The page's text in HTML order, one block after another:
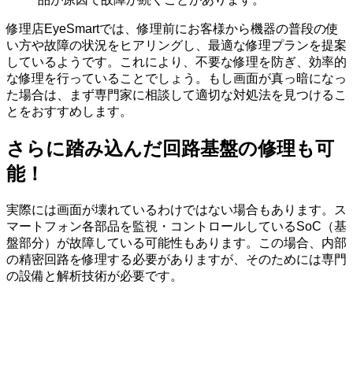
修理店EyeSmartでは、修理前にお客様から機器の普段の使
い方や故障の状況をヒアリングし、最適な修理プランを提案
しているようです。これにより、不要な修理を防ぎ、効率的
な修理を行っていることでしょう。もし画面が真っ暗になっ
た場合は、まず専門家に相談して適切な対処法を見つけるこ
とをおすすめします。
さらに踏み込んだ回路基盤の修理も可
能！
実際には画面が壊れているわけではない場合もあります。ス
マートフォン各部品を監視・コントロールしているSoC（基
盤部分）が故障している可能性もあります。この場合、内部
の精密回路を修理する必要がありますが、そのためには専門
の設備と解析技術が必要です。